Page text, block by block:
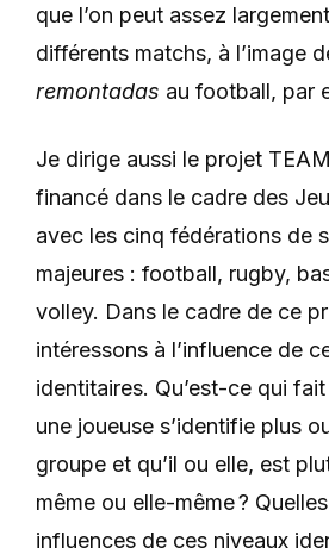
que l’on peut assez
différents matchs, à l’image
remontadas au football, par
Je dirige aussi le projet
financé dans le cadre des
avec les cinq fédérations de
majeures : football, rugby,
volley. Dans le cadre de ce
intéressons à l’influence de
identitaires. Qu’est-ce qui fait
une joueuse s’identifie plus
groupe et qu’il ou elle, est
même ou elle-même ?
influences de ces niveaux